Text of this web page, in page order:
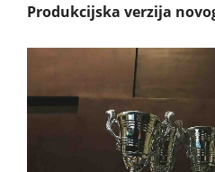
Produkcijska verzija